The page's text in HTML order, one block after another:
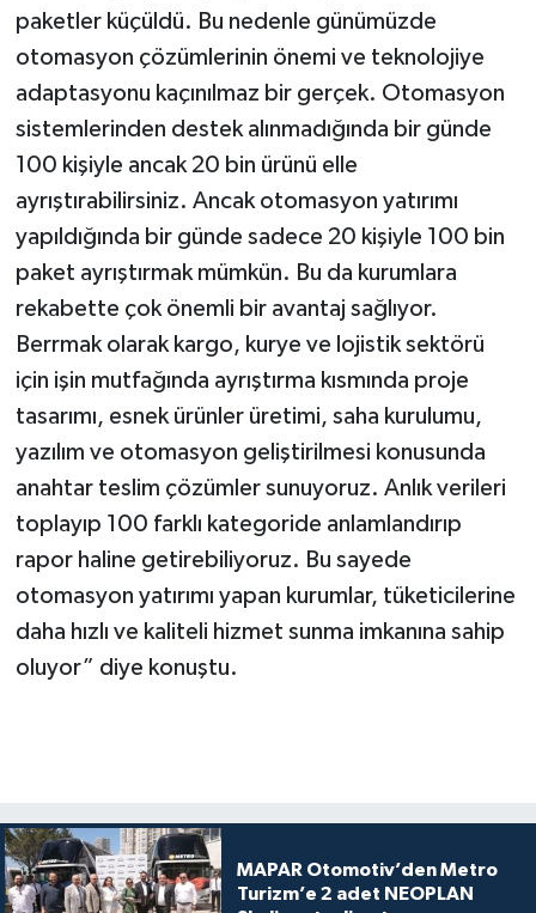
paketler küçüldü. Bu nedenle günümüzde
otomasyon çözümlerinin önemi ve teknolojiye
adaptasyonu kaçınılmaz bir gerçek. Otomasyon
sistemlerinden destek alınmadığında bir günde
100 kişiyle ancak 20 bin ürünü elle
ayrıştırabilirsiniz. Ancak otomasyon yatırımı
yapıldığında bir günde sadece 20 kişiyle 100 bin
paket ayrıştırmak mümkün. Bu da kurumlara
rekabette çok önemli bir avantaj sağlıyor.
Berrmak olarak kargo, kurye ve lojistik sektörü
için işin mutfağında ayrıştırma kısmında proje
tasarımı, esnek ürünler üretimi, saha kurulumu,
yazılım ve otomasyon geliştirilmesi konusunda
anahtar teslim çözümler sunuyoruz. Anlık verileri
toplayıp 100 farklı kategoride anlamlandırıp
rapor haline getirebiliyoruz. Bu sayede
otomasyon yatırımı yapan kurumlar, tüketicilerine
daha hızlı ve kaliteli hizmet sunma imkanına sahip
oluyor” diye konuştu.
MAPAR Otomotiv’den Metro
Turizm’e 2 adet NEOPLAN